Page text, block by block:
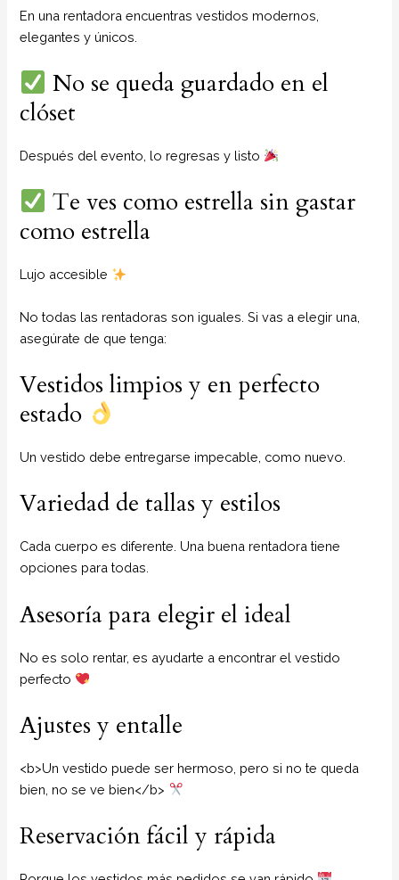
En una rentadora encuentras vestidos modernos,
elegantes y únicos.
No se queda guardado en el
clóset
Después del evento, lo regresas y listo
Te ves como estrella sin gastar
como estrella
Lujo accesible
No todas las rentadoras son iguales. Si vas a elegir una,
asegúrate de que tenga:
Vestidos limpios y en perfecto
estado
Un vestido debe entregarse impecable, como nuevo.
Variedad de tallas y estilos
Cada cuerpo es diferente. Una buena rentadora tiene
opciones para todas.
Asesoría para elegir el ideal
No es solo rentar, es ayudarte a encontrar el vestido
perfecto
Ajustes y entalle
<b>Un vestido puede ser hermoso, pero si no te queda
bien, no se ve bien</b>
Reservación fácil y rápida